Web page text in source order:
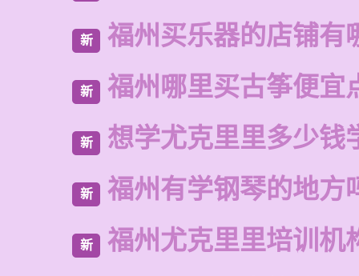
新 福州买乐器的店铺有
新 福州哪里买古筝便宜
新 想学尤克里里多少钱
新 福州有学钢琴的地方
新 福州尤克里里培训机